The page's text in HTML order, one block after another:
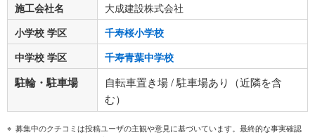
施工会社名
大成建設株式会社
小学校 学区
千寿桜小学校
中学校 学区
千寿青葉中学校
駐輪・駐車場
自転車置き場 / 駐車場あり（近隣を含
む）
募集中のクチコミは投稿ユーザの主観や意見に基づいています。最終的な事実確認